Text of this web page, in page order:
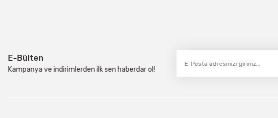
E-Bülten
Kampanya ve indirimlerden ilk sen haberdar ol!